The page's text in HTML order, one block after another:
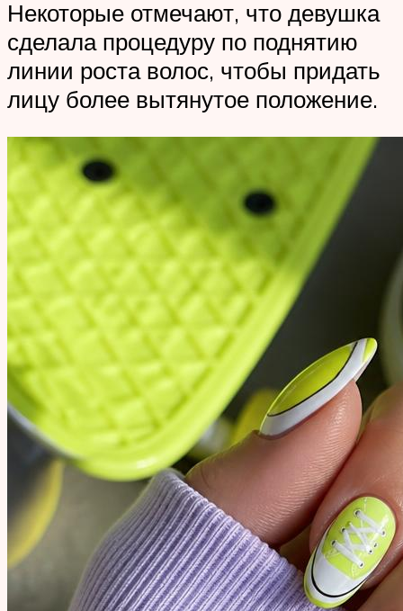
Некоторые отмечают, что девушка
сделала процедуру по поднятию
линии роста волос, чтобы придать
лицу более вытянутое положение.